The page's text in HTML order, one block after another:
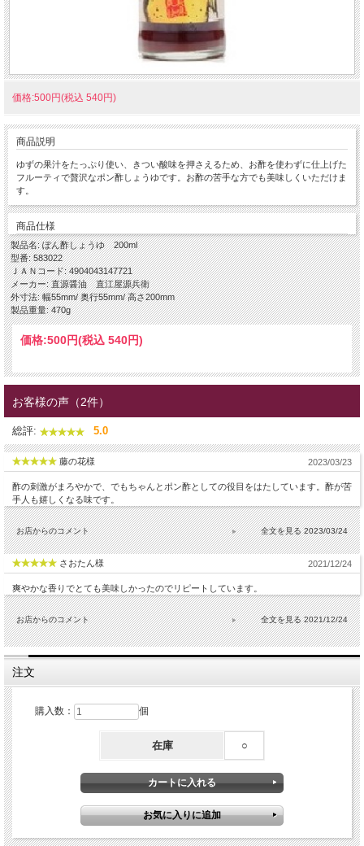
価格:500円(税込 540円)
商品説明
ゆずの果汁をたっぷり使い、きつい酸味を押さえるため、お酢を使わずに仕上げた
フルーティで贅沢なポン酢しょうゆです。お酢の苦手な方でも美味しくいただけま
す。
商品仕様
製品名: ぽん酢しょうゆ 200ml
型番: 583022
ＪＡＮコード: 4904043147721
メーカー: 直源醤油 直江屋源兵衛
外寸法: 幅55mm/ 奥行55mm/ 高さ200mm
製品重量: 470g
価格:500円(税込 540円)
お客様の声（2件）
総評: 5.0
藤の花様 2023/03/23
酢の刺激がまろやかで、でもちゃんとポン酢としての役目をはたしています。酢が苦
手人も嬉しくなる味です。
お店からのコメント 2023/03/24
さおたん様 2021/12/24
爽やかな香りでとても美味しかったのでリピートしています。
お店からのコメント 2021/12/24
注文
購入数： 個
在庫 ○